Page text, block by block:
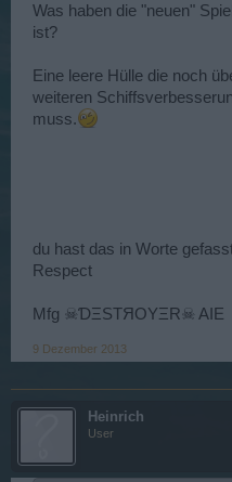
Was haben die "neuen"
ist?
Eine leere Hülle die noch
weiteren
muss.
du hast das in Worte
Respect
Mfg ☠ƊΞSTЯOYΞR☠ AIE
9 Dezember 2013
Heinrich
User